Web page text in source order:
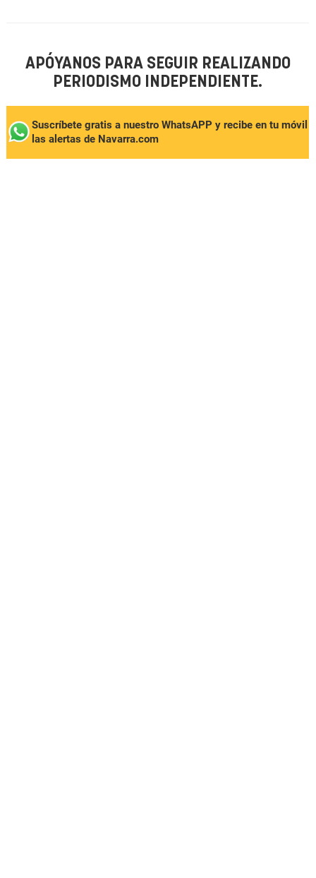
APÓYANOS PARA SEGUIR REALIZANDO
PERIODISMO INDEPENDIENTE.
Suscríbete gratis a nuestro WhatsAPP y recibe en tu móvil
las alertas de Navarra.com